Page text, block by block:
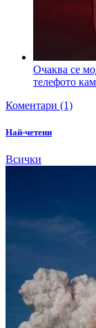
Очаква се
телефото
Коментари (1)
Най-четени
Всички